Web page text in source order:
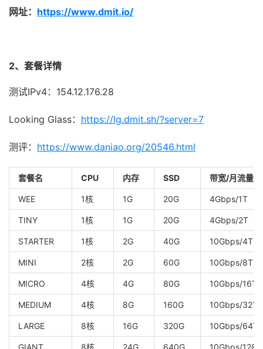
网址： https://www.dmit.io/
2、套餐详情
测试IPv4：154.12.176.28
Looking Glass： https://lg.dmit.sh/?server=7
测评： https://www.daniao.org/20546.html
套餐名 CPU 内存 SSD 带宽/月流量
WEE 1核 1G 20G 4Gbps/1T
TINY 1核 1G 20G 4Gbps/2T
STARTER 1核 2G 40G 10Gbps/4T
MINI 2核 2G 60G 10Gbps/8T
MICRO 4核 4G 80G 10Gbps/16T
MEDIUM 4核 8G 160G 10Gbps/32T
LARGE 8核 16G 320G 10Gbps/64T